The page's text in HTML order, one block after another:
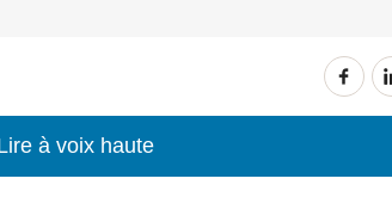
à voix haute